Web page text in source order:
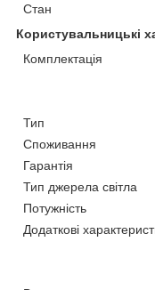
Стан
Користувальницькі
Комплектація
Тип
Споживання
Гарантія
Тип джерела світла
Потужність
Додаткові